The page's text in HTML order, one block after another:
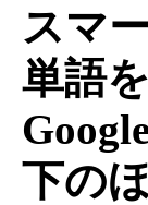
スマ
単語
下の